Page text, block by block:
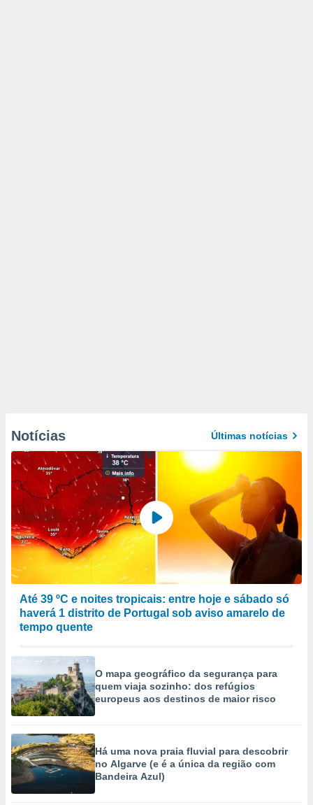
Notícias Últimas notícias
Até 39 ºC e noites tropicais: entre hoje e sábado só
haverá 1 distrito de Portugal sob aviso amarelo de
tempo quente
O mapa geográfico da segurança para
quem viaja sozinho: dos refúgios
europeus aos destinos de maior risco
Há uma nova praia fluvial para descobrir
no Algarve (e é a única da região com
Bandeira Azul)